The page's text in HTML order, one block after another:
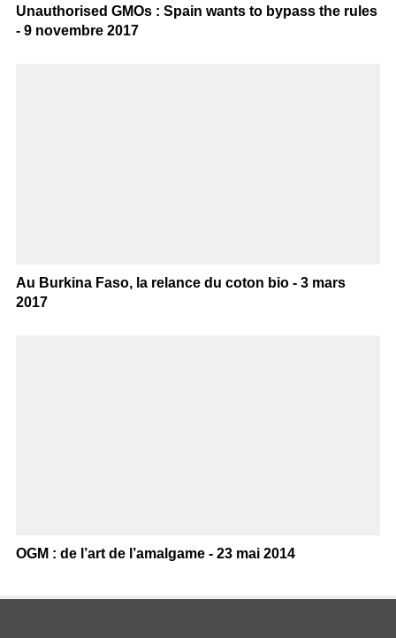
Unauthorised GMOs : Spain wants to bypass the rules
- 9 novembre 2017
Au Burkina Faso, la relance du coton bio - 3 mars
2017
OGM : de l’art de l’amalgame - 23 mai 2014